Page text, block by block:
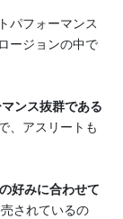
パフォーマンス
ージョンの中で
ンス抜群である
、アスリートも
好みに合わせて
されているの